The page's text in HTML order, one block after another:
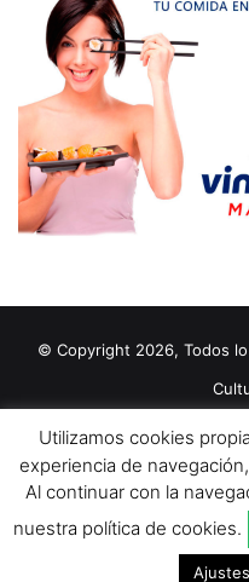
© Copyright 2026, Todos
Política de cookies
Contacto
Utilizamos cookies
experiencia de
Al continuar con la
nuestra política de cookies.